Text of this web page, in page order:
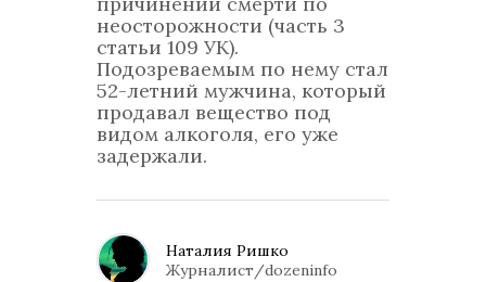
неосторожности (часть 3
статьи 109 УК).
Подозреваемым по нему стал
52-летний мужчина, который
продавал вещество под
видом алкоголя, его уже
задержали.
Наталия Ришко
Журналист/dozeninfo